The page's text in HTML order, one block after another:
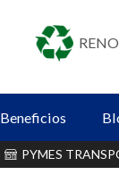
Beneficios